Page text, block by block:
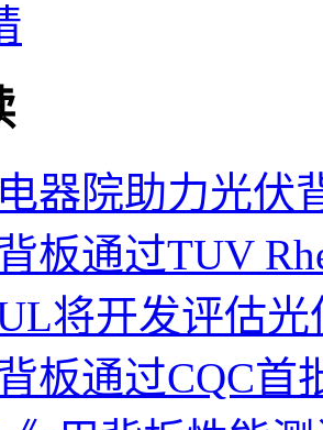
器院助力光伏
板通过TUV
将开发评估
板通过CQC首